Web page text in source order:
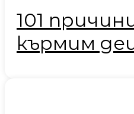
101
кърмим